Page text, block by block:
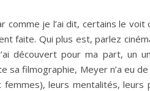
je l’ai dit, certains le voit
faite. Qui plus est, parlez
découvert pour ma part, un
filmographie, Meyer n’a eu
leurs mentalités, leurs